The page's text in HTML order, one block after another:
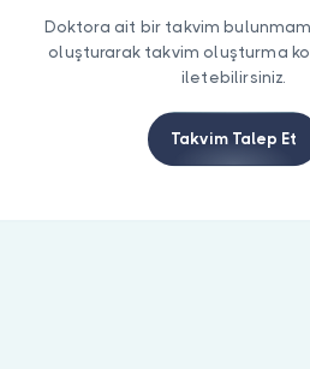
Doktora ait bir takvim
oluşturarak takvim oluşturma
iletebilirsiniz.
Takvim Talep Et